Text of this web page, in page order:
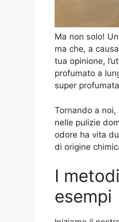
Ma non solo!
ma che, a
tua opinione,
profumato a
super
Tornando a noi,
nelle pulizie
odore ha vita
di origine
I
esempi